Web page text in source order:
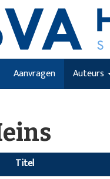
Aanvragen Auteurs
Titel